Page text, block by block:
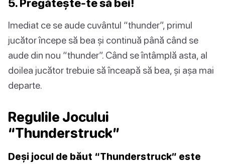
5. Pregătește-te să bei!
Imediat ce se aude cuvântul “thunder”, primul
jucător începe să bea și continuă până când se
aude din nou “thunder”. Când se întâmplă asta, al
doilea jucător trebuie să înceapă să bea, și așa mai
departe.
Regulile Jocului
“Thunderstruck”
Deși jocul de băut “Thunderstruck” este